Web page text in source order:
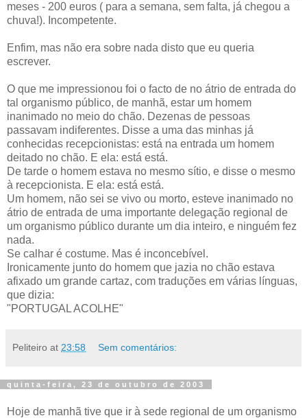
meses - 200 euros ( para a semana, sem falta, já chegou a
chuva!). Incompetente.
Enfim, mas não era sobre nada disto que eu queria
escrever.
O que me impressionou foi o facto de no átrio de entrada do
tal organismo público, de manhã, estar um homem
inanimado no meio do chão. Dezenas de pessoas
passavam indiferentes. Disse a uma das minhas já
conhecidas recepcionistas: está na entrada um homem
deitado no chão. E ela: está está.
De tarde o homem estava no mesmo sítio, e disse o mesmo
à recepcionista. E ela: está está.
Um homem, não sei se vivo ou morto, esteve inanimado no
átrio de entrada de uma importante delegação regional de
um organismo público durante um dia inteiro, e ninguém fez
nada.
Se calhar é costume. Mas é inconcebível.
Ironicamente junto do homem que jazia no chão estava
afixado um grande cartaz, com traduções em várias línguas,
que dizia:
"PORTUGAL ACOLHE"
Peliteiro at 23:58 Sem comentários:
quinta-feira, 23 de outubro de 2003
Hoje de manhã tive que ir à sede regional de um organismo